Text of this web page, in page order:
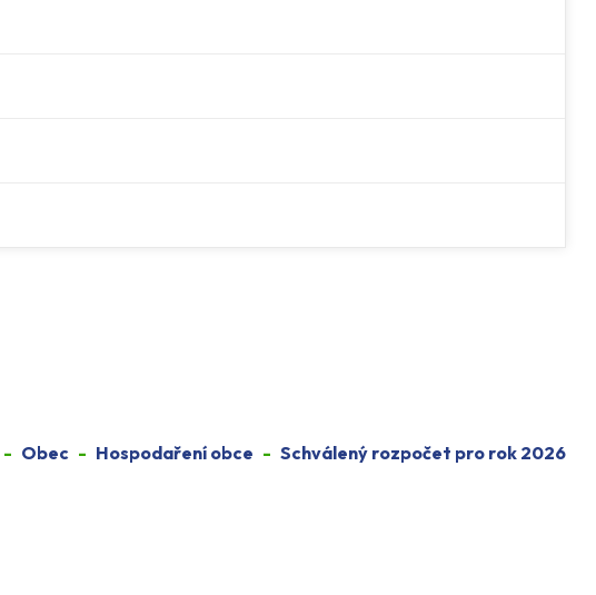
Obec Hospodaření obce Schválený rozpočet pro rok 2026